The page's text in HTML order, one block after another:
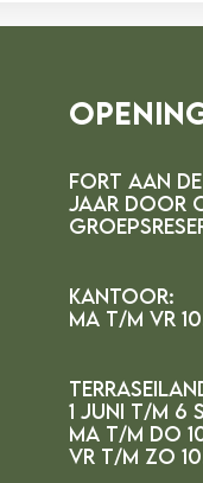
FORT AAN
JAAR DOOR
Kantoor:
MA t/m vr
1 juni t/m 6
ma t/m do
vr t/m zo